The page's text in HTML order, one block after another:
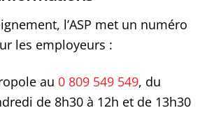
l’ASP met un numéro
les employeurs :
au 0 809 549 549, du
de 8h30 à 12h et de 13h30